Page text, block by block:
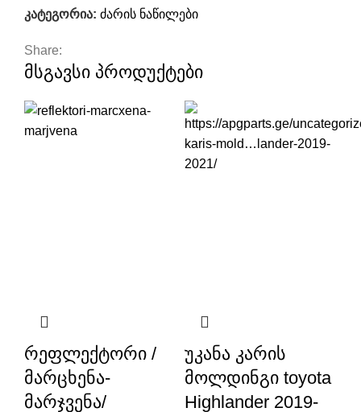
კატეგორია: ძარის ნაწილები
Share:
მსგავსი პროდუქტები
რეფლექტორი /
მარცხენა-
მარჯვენა/
უკანა კარის
მოლდინგი toyota
Highlander 2019-